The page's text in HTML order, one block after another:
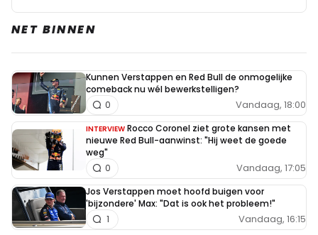
NET BINNEN
Kunnen Verstappen en Red Bull de onmogelijke
comeback nu wél bewerkstelligen?
Vandaag, 18:00
0
INTERVIEW Rocco Coronel ziet grote kansen met
nieuwe Red Bull-aanwinst: "Hij weet de goede
weg"
Vandaag, 17:05
0
Jos Verstappen moet hoofd buigen voor
'bijzondere' Max: "Dat is ook het probleem!"
Vandaag, 16:15
1